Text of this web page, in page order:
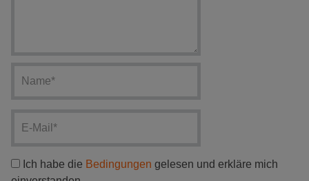
Ich habe die Bedingungen gelesen und erkläre mich